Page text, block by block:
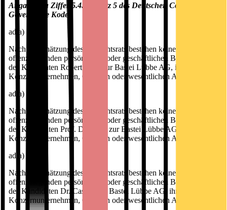
Angaben zu Ziffer 5.4.1 Absatz 5 des Deutschen Corporate
Governance Kodex
ad a)
Nach Einschätzung des Aufsichtsrats bestehen keine
offenzulegenden persönlichen oder geschäftlichen Beziehungen
des Kandidaten Robert Stein zur Bastei Lübbe AG, ihren
Konzernunternehmen, Organen oder wesentlichen Aktionären.
ad a)
Nach Einschätzung des Aufsichtsrats bestehen keine
offenzulegenden persönlichen oder geschäftlichen Beziehungen
des Kandidaten Prof. Dr. Ekey zur Bastei Lübbe AG, ihren
Konzernunternehmen, Organen oder wesentlichen Aktionären.
ad a)
Nach Einschätzung des Aufsichtsrats bestehen keine
offenzulegenden persönlichen oder geschäftlichen Beziehungen
des Kandidaten Dr. Caspar zur Bastei Lübbe AG, ihren
Konzernunternehmen, Organen oder wesentlichen Aktionären.